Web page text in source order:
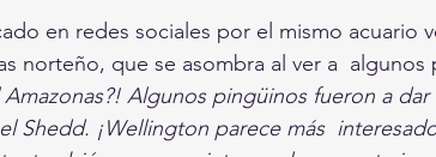
en redes sociales por el mismo acuario
norteño, que se asombra al ver a  algunos
Amazonas?! Algunos pingüinos fueron a
Shedd. ¡Wellington parece más